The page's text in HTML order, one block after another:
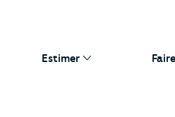
Estimer